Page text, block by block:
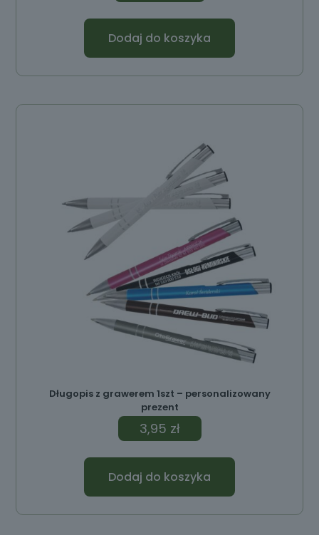
Dodaj do koszyka
Długopis z grawerem 1szt – personalizowany
prezent
3,95 zł
Dodaj do koszyka